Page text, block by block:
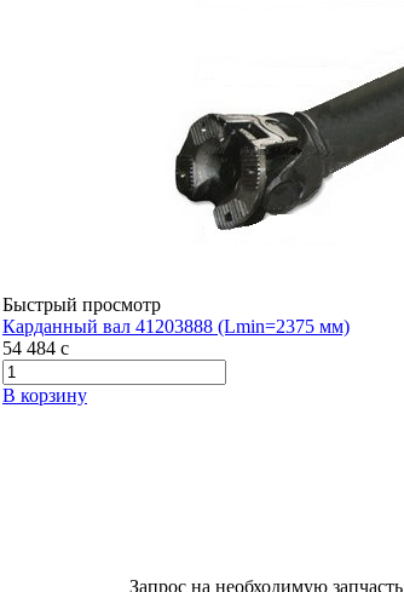
Быстрый просмотр
Карданный вал 41203888 (Lmin=2375 мм)
54 484 c
В корзину
Запрос на необходимую запчасть